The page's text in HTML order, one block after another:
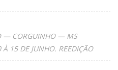
— CORGUINHO — MS
15 DE JUNHO. REEDIÇÃO